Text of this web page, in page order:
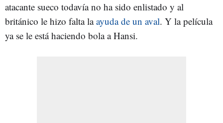
atacante sueco todavía no ha sido enlistado y al
británico le hizo falta laayuda de un aval. Y la película
ya se le está haciendo bola a Hansi.